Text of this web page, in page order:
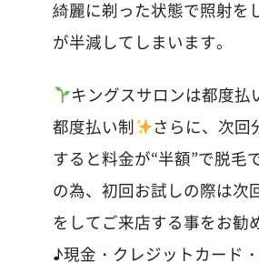
綺麗に剃った状態で照射を
が半減してしまいます。
キングスサロンは都度払
都度払い制
さらに、次回
すると料金が“半額”で脱毛
の為、初回お試しの際は次
をしてご来店する事をお勧
♪現金・クレジットカード